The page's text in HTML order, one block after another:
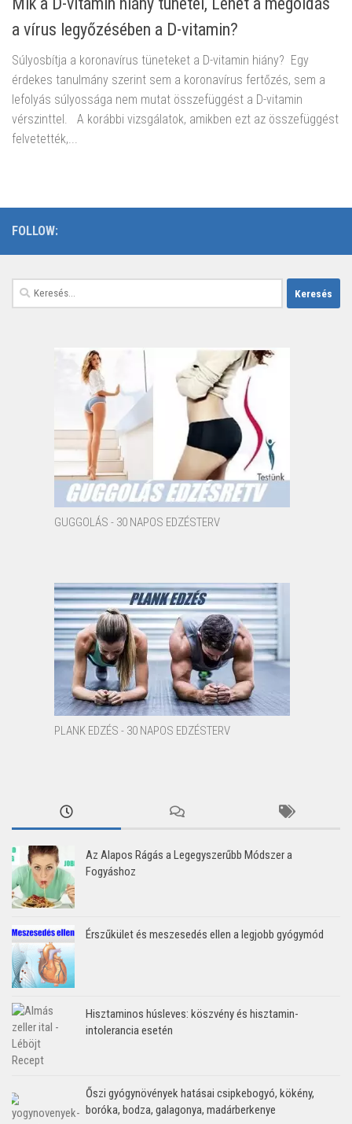
a vírus legyőzésében a D-vitamin?
Súlyosbítja a koronavírus tüneteket a D-vitamin hiány? Egy
érdekes tanulmány szerint sem a koronavírus fertőzés, sem a
lefolyás súlyossága nem mutat összefüggést a D-vitamin
vérszinttel. A korábbi vizsgálatok, amikben ezt az összefüggést
felvetették,...
FOLLOW:
Keresés:
GUGGOLÁS - 30 NAPOS EDZÉSTERV
PLANK EDZÉS - 30 NAPOS EDZÉSTERV
Az Alapos Rágás a Legegyszerűbb Módszer a
Fogyáshoz
Érszűkület és meszesedés ellen a legjobb gyógymód
Hisztaminos húsleves: köszvény és hisztamin-
intolerancia esetén
Őszi gyógynövények hatásai csipkebogyó, kökény,
boróka, bodza, galagonya, madárberkenye